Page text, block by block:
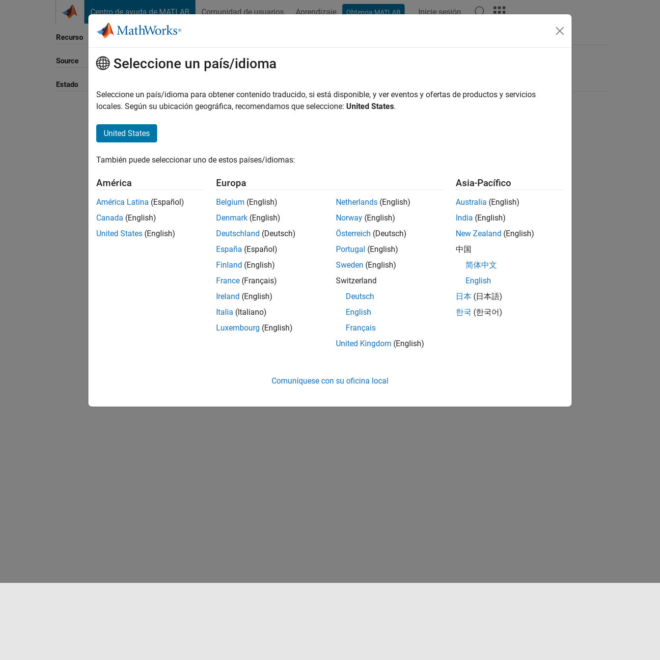
Centro de ayuda de MATLAB Comunidad de usuarios Aprendizaje Obtenga MATLAB Inicie sesión
Recurso
Source
Estado
Ordenar por
Seleccione un país/idioma
Seleccione un país/idioma para obtener contenido traducido, si está disponible, y ver eventos y ofertas de productos y servicios
locales. Según su ubicación geográfica, recomendamos que seleccione: United States.
United States
También puede seleccionar uno de estos países/idiomas:
América
América Latina (Español)
Canada (English)
United States (English)
Europa
Belgium (English)
Denmark (English)
Deutschland (Deutsch)
España (Español)
Finland (English)
France (Français)
Ireland (English)
Italia (Italiano)
Luxembourg (English)
Netherlands (English)
Norway (English)
Österreich (Deutsch)
Portugal (English)
Sweden (English)
Switzerland
Deutsch
English
Français
United Kingdom (English)
Asia-Pacífico
Australia (English)
India (English)
New Zealand (English)
中国
简体中文
English
日本 (日本語)
한국 (한국어)
Comuníquese con su oficina local